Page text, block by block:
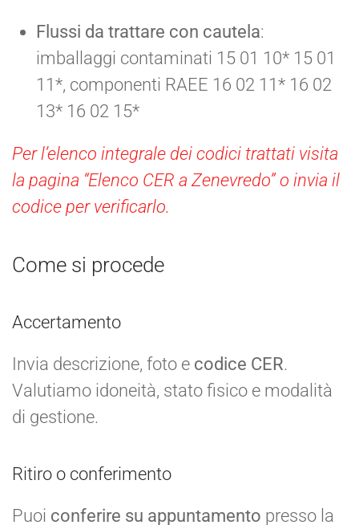
Flussi da trattare con cautela:
imballaggi contaminati 15 01 10* 15 01
11*, componenti RAEE 16 02 11* 16 02
13* 16 02 15*
Per l’elenco integrale dei codici trattati visita
la pagina “Elenco CER a Zenevredo” o invia il
codice per verificarlo.
Come si procede
Accertamento
Invia descrizione, foto e codice CER.
Valutiamo idoneità, stato fisico e modalità
di gestione.
Ritiro o conferimento
Puoi conferire su appuntamento presso la